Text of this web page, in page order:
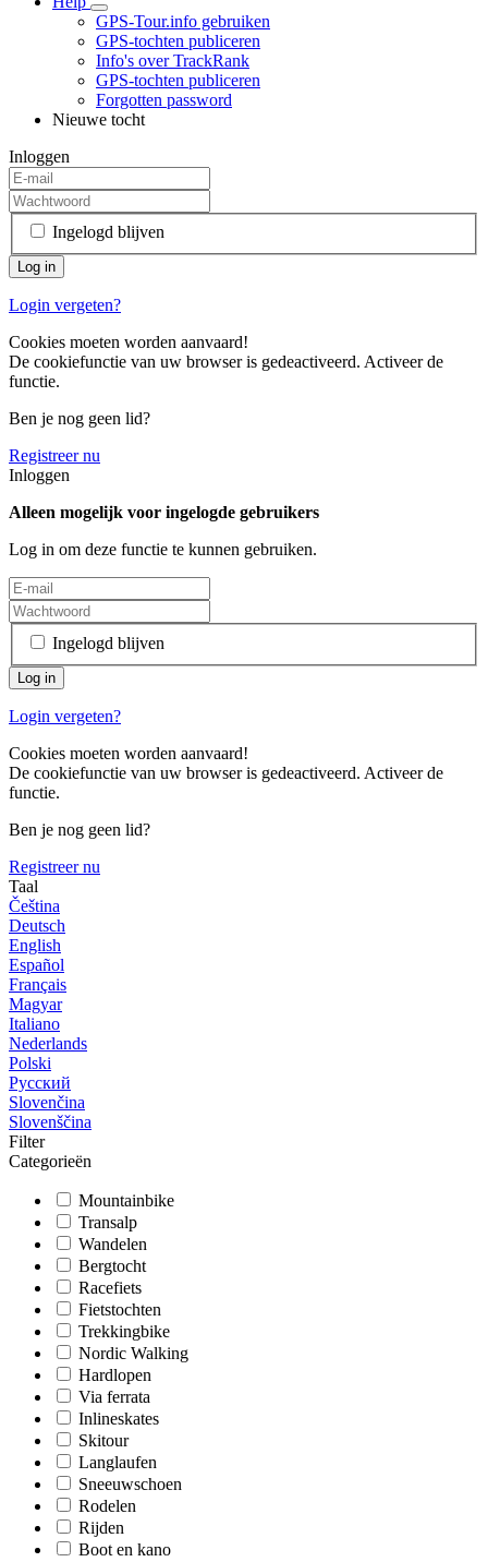
GPS-Tour.info gebruiken
GPS-tochten publiceren
Info's over TrackRank
GPS-tochten publiceren
Forgotten password
Nieuwe tocht
Inloggen
Ingelogd blijven
Login vergeten?
Cookies moeten worden aanvaard!
De cookiefunctie van uw browser is gedeactiveerd. Activeer de
functie.
Ben je nog geen lid?
Registreer nu
Inloggen
Alleen mogelijk voor ingelogde gebruikers
Log in om deze functie te kunnen gebruiken.
Ingelogd blijven
Login vergeten?
Cookies moeten worden aanvaard!
De cookiefunctie van uw browser is gedeactiveerd. Activeer de
functie.
Ben je nog geen lid?
Registreer nu
Taal
Čeština
Deutsch
English
Español
Français
Magyar
Italiano
Nederlands
Polski
Русский
Slovenčina
Slovenščina
Filter
Categorieën
Mountainbike
Transalp
Wandelen
Bergtocht
Racefiets
Fietstochten
Trekkingbike
Nordic Walking
Hardlopen
Via ferrata
Inlineskates
Skitour
Langlaufen
Sneeuwschoen
Rodelen
Rijden
Boot en kano